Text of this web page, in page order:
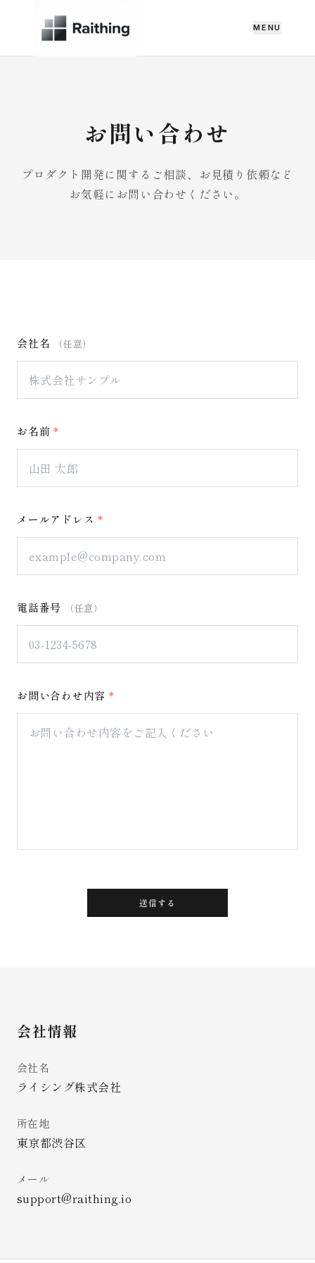
MENU
お問い合わせ
プロダクト開発に関するご相談、お見積り依頼など
お気軽にお問い合わせください。
会社名 （任意）
お名前 *
メールアドレス *
電話番号 （任意）
お問い合わせ内容 *
送信する
会社情報
会社名
ライシング株式会社
所在地
東京都渋谷区
メール
support@raithing.io